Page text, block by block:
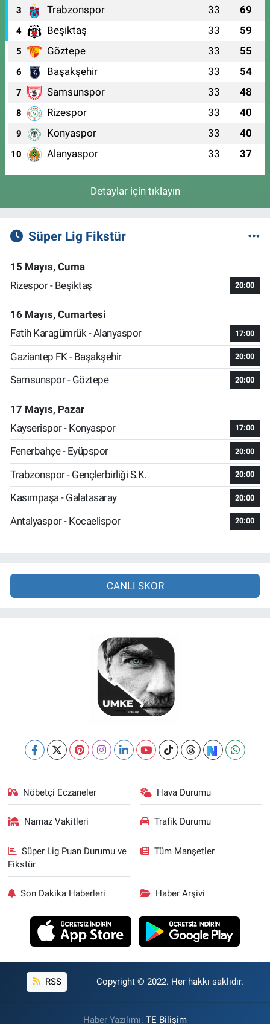
3 Trabzonspor 33 69
4 Beşiktaş 33 59
5 Göztepe 33 55
6 Başakşehir 33 54
7 Samsunspor 33 48
8 Rizespor 33 40
9 Konyaspor 33 40
10 Alanyaspor 33 37
Detaylar için tıklayın
Süper Lig Fikstür
15 Mayıs, Cuma
Rizespor - Beşiktaş
20:00
16 Mayıs, Cumartesi
Fatih Karagümrük - Alanyaspor
17:00
Gaziantep FK - Başakşehir 20:00
Samsunspor - Göztepe 20:00
17 Mayıs, Pazar
Kayserispor - Konyaspor
17:00
Fenerbahçe - Eyüpspor 20:00
Trabzonspor - Gençlerbirliği S.K. 20:00
Kasımpaşa - Galatasaray 20:00
Antalyaspor - Kocaelispor 20:00
CANLI SKOR
Nöbetçi Eczaneler Hava Durumu
Namaz Vakitleri Trafik Durumu
Süper Lig Puan Durumu ve
Fikstür
Tüm Manşetler
Son Dakika Haberleri Haber Arşivi
RSS Copyright © 2022. Her hakkı saklıdır.
Haber Yazılımı: TE Bilişim